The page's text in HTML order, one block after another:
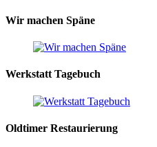
Wir machen Späne
Werkstatt Tagebuch
Oldtimer Restaurierung